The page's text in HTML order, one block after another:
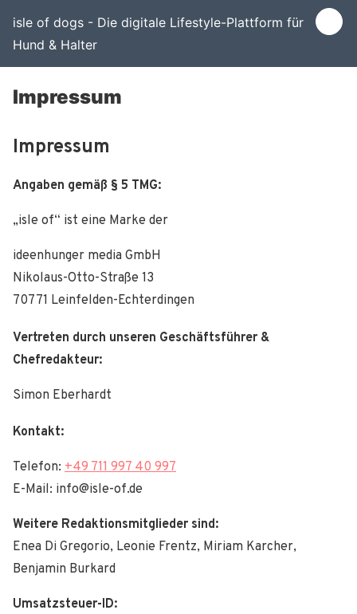
isle of dogs - Die digitale Lifestyle-Plattform für
Hund & Halter
Impressum
Impressum
Angaben gemäß § 5 TMG:
„isle of“ ist eine Marke der
ideenhunger media GmbH
Nikolaus-Otto-Straße 13
70771 Leinfelden-Echterdingen
Vertreten durch unseren Geschäftsführer &
Chefredakteur:
Simon Eberhardt
Kontakt:
Telefon: +49 711 997 40 997
E-Mail: info@isle-of.de
Weitere Redaktionsmitglieder sind:
Enea Di Gregorio, Leonie Frentz, Miriam Karcher,
Benjamin Burkard
Umsatzsteuer-ID: